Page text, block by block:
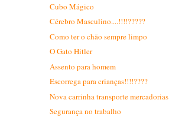
Cubo Mágico
Cérebro Masculino....!!!!?????
Como ter o chão sempre limpo
O Gato Hitler
Assento para homem
Escorrega para crianças!!!!????
Nova carrinha transporte mercadorias
Segurança no trabalho